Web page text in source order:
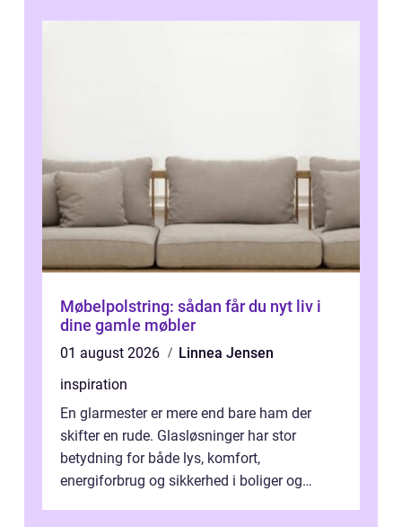
Møbelpolstring: sådan får du nyt liv i
dine gamle møbler
01 august 2026
Linnea Jensen
inspiration
En glarmester er mere end bare ham der
skifter en rude. Glasløsninger har stor
betydning for både lys, komfort,
energiforbrug og sikkerhed i boliger og